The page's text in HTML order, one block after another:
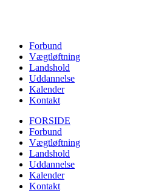
Forbund
Vægtløftning
Landshold
Uddannelse
Kalender
Kontakt
FORSIDE
Forbund
Vægtløftning
Landshold
Uddannelse
Kalender
Kontakt